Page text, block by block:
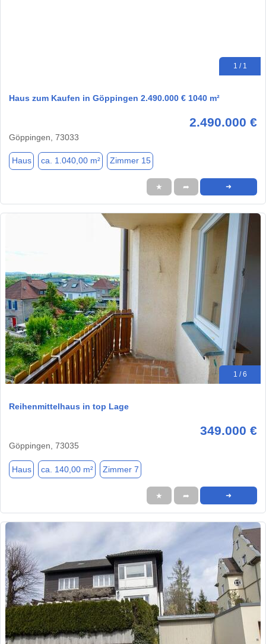
1 / 1
Haus zum Kaufen in Göppingen 2.490.000 € 1040 m²
2.490.000 €
Göppingen, 73033
Haus ca. 1.040,00 m² Zimmer 15
★ ➦ ➜
1 / 6
Reihenmittelhaus in top Lage
349.000 €
Göppingen, 73035
Haus ca. 140,00 m² Zimmer 7
★ ➦ ➜